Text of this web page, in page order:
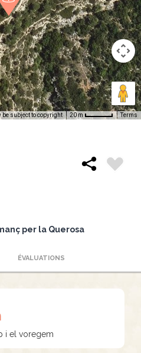
be subject to copyright 20 m Terms
per la Querosa
ÉVALUATIONS
i el voregem